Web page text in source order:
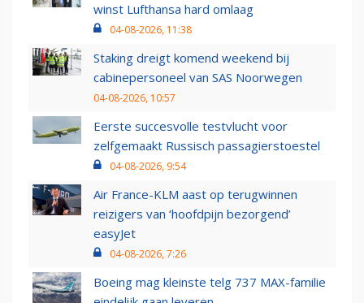
winst Lufthansa hard omlaag
04-08-2026, 11:38
Staking dreigt komend weekend bij
cabinepersoneel van SAS Noorwegen
04-08-2026, 10:57
Eerste succesvolle testvlucht voor
zelfgemaakt Russisch passagierstoestel
04-08-2026, 9:54
Air France-KLM aast op terugwinnen
reizigers van ‘hoofdpijn bezorgend’
easyJet
04-08-2026, 7:26
Boeing mag kleinste telg 737 MAX-familie